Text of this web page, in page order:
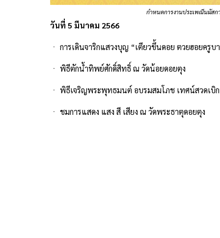
กำหนดการงานประเพณีนมัสก
วันที่ 5 มีนาคม 2566
ㆍ การเดินจาริกแสวงบุญ “เตียวขึ้นดอย ตวยฮอยครู
ㆍ พิธีตักน้ำทิพย์ศักดิ์สิทธิ์ ณ วัดน้อยดอยตุง
ㆍ พิธีเจริญพระพุทธมนต์ อบรมสมโภช เทศน์สวดเ
ㆍ ชมการแสดง แสง สี เสียง ณ วัดพระธาตุดอยตุง